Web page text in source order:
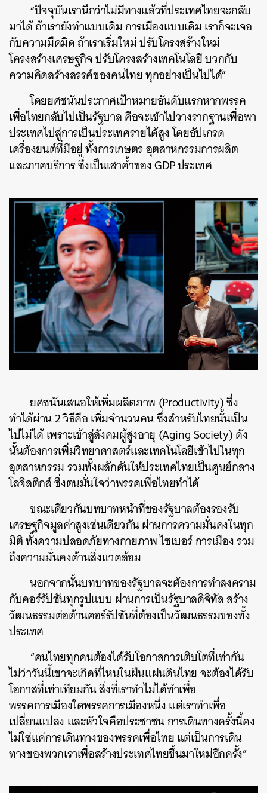
“ปัจจุบันเรานึกว่าไม่มีทางแล้วที่ประเทศไทยจะกลับ
มาได้ ถ้าเรายังทำแบบเดิม การเมืองแบบเดิม เราก็จะเจอ
กับความมืดมิด ถ้าเราเริ่มใหม่ ปรับโครงสร้างใหม่
โครงสร้างเศรษฐกิจ ปรับโครงสร้างเทคโนโลยี บวกกับ
ความคิดสร้างสรรค์ของคนไทย ทุกอย่างเป็นไปได้”
โดยยศชนันประกาศเป้าหมายอันดับแรกหากพรรค
เพื่อไทยกลับไปเป็นรัฐบาล คือจะเข้าไปวางรากฐานเพื่อพา
ประเทศไปสู่การเป็นประเทศรายได้สูง โดยอัปเกรด
เครื่องยนต์ที่มีอยู่ ทั้งการเกษตร อุตสาหกรรมการผลิต
และภาคบริการ ซึ่งเป็นเสาค้ำของ GDP ประเทศ
ยศชนันเสนอให้เพิ่มผลิตภาพ (Productivity) ซึ่ง
ทำได้ผ่าน 2 วิธีคือ เพิ่มจำนวนคน ซึ่งสำหรับไทยนั้นเป็น
ไปไม่ได้ เพราะเข้าสู่สังคมผู้สูงอายุ (Aging Society) ดัง
นั้นต้องการเพิ่มวิทยาศาสตร์และเทคโนโลยีเข้าไปในทุก
อุตสาหกรรม รวมทั้งผลักดันให้ประเทศไทยเป็นศูนย์กลาง
โลจิสติกส์ ซึ่งตนมั่นใจว่าพรรคเพื่อไทยทำได้
ขณะเดียวกันบทบาทหน้าที่ของรัฐบาลต้องรองรับ
เศรษฐกิจมูลค่าสูงเช่นเดียวกัน ผ่านการความมั่นคงในทุก
มิติ ทั้งความปลอดภัยทางกายภาพ ไซเบอร์ การเมือง รวม
ถึงความมั่นคงด้านสิ่งแวดล้อม
นอกจากนั้นบทบาทของรัฐบาลจะต้องการทำสงคราม
กับคอร์รัปชันทุกรูปแบบ ผ่านการเป็นรัฐบาลดิจิทัล สร้าง
วัฒนธรรมต่อต้านคอร์รัปชันที่ต้องเป็นวัฒนธรรมของทั้ง
ประเทศ
“คนไทยทุกคนต้องได้รับโอกาสการเติบโตที่เท่ากัน
ไม่ว่าวันนี้เขาจะเกิดที่ไหนในผืนแผ่นดินไทย จะต้องได้รับ
โอกาสที่เท่าเทียมกัน สิ่งที่เราทำไม่ได้ทำเพื่อ
พรรคการเมืองใดพรรคการเมืองหนึ่ง แต่เราทำเพื่อ
เปลี่ยนแปลง และหัวใจคือประชาชน การเดินทางครั้งนี้คง
ไม่ใช่แค่การเดินทางของพรรคเพื่อไทย แต่เป็นการเดิน
ทางของพวกเราเพื่อสร้างประเทศไทยขึ้นมาใหม่อีกครั้ง”